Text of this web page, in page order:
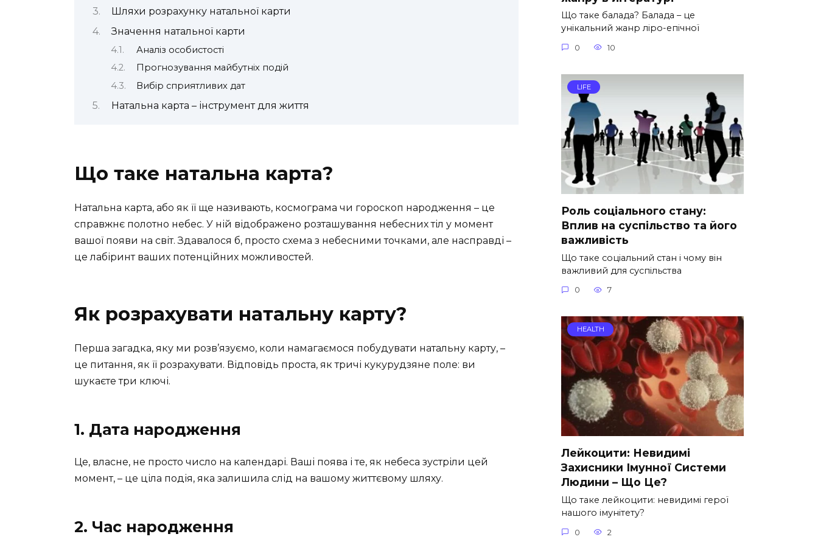
Шляхи розрахунку натальної карти
Значення натальної карти
Аналіз особистості
Прогнозування майбутніх подій
Вибір сприятливих дат
Натальна карта – інструмент для життя
Що таке натальна карта?
Натальна карта, або як її ще називають, космограма чи гороскоп народження – це
справжнє полотно небес. У ній відображено розташування небесних тіл у момент
вашої появи на світ. Здавалося б, просто схема з небесними точками, але насправді –
це лабіринт ваших потенційних можливостей.
Як розрахувати натальну карту?
Перша загадка, яку ми розв’язуємо, коли намагаємося побудувати натальну карту, –
це питання, як її розрахувати. Відповідь проста, як тричі кукурудзяне поле: ви
шукаєте три ключі.
1. Дата народження
Це, власне, не просто число на календарі. Ваші поява і те, як небеса зустріли цей
момент, – це ціла подія, яка залишила слід на вашому життєвому шляху.
2. Час народження
Що таке балада? Балада – це
унікальний жанр ліро-епічної
0 10
LIFE
Роль соціального стану:
Вплив на суспільство та його
важливість
Що таке соціальний стан і чому він
важливий для суспільства
0 7
HEALTH
Лейкоцити: Невидимі
Захисники Імунної Системи
Людини – Що Це?
Що таке лейкоцити: невидимі герої
нашого імунітету?
0 2